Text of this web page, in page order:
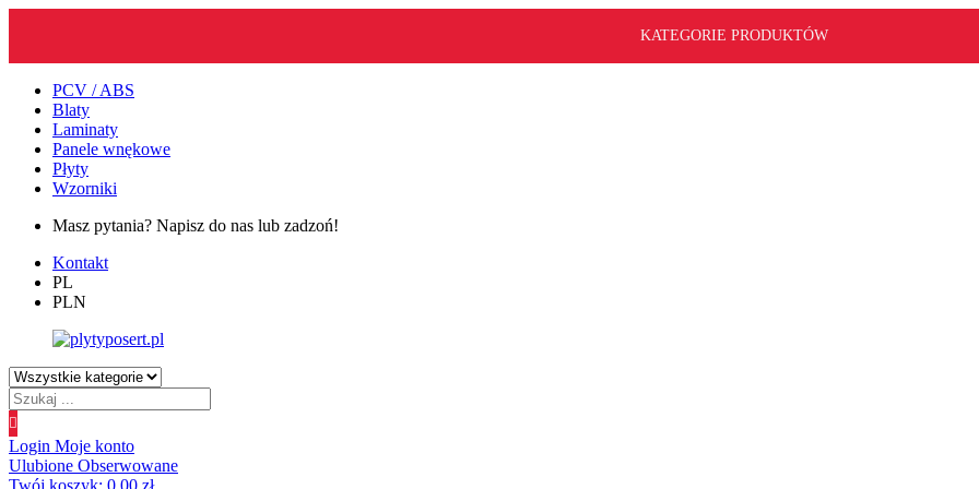
KATEGORIE PRODUKTÓW
PCV / ABS
Blaty
Laminaty
Panele wnękowe
Płyty
Wzorniki
Masz pytania? Napisz do nas lub zadzoń!
Kontakt
PL
PLN
Wyszukiwanie
produktów
Login Moje konto
Ulubione Obserwowane
Twój koszyk: 0.00 zł